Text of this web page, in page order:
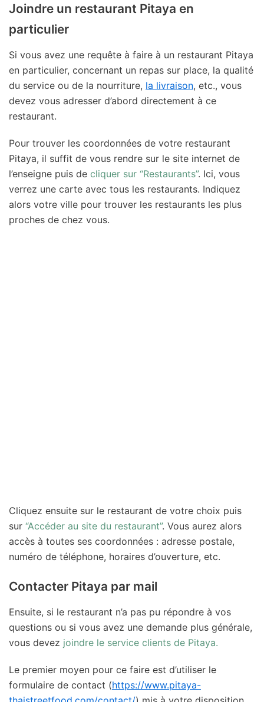
Joindre un restaurant Pitaya en
particulier
Si vous avez une requête à faire à un restaurant Pitaya
en particulier, concernant un repas sur place, la qualité
du service ou de la nourriture, la livraison, etc., vous
devez vous adresser d’abord directement à ce
restaurant.
Pour trouver les coordonnées de votre restaurant
Pitaya, il suffit de vous rendre sur le site internet de
l’enseigne puis de cliquer sur “Restaurants”. Ici, vous
verrez une carte avec tous les restaurants. Indiquez
alors votre ville pour trouver les restaurants les plus
proches de chez vous.
Cliquez ensuite sur le restaurant de votre choix puis
sur “Accéder au site du restaurant”. Vous aurez alors
accès à toutes ses coordonnées : adresse postale,
numéro de téléphone, horaires d’ouverture, etc.
Contacter Pitaya par mail
Ensuite, si le restaurant n’a pas pu répondre à vos
questions ou si vous avez une demande plus générale,
vous devez joindre le service clients de Pitaya.
Le premier moyen pour ce faire est d’utiliser le
formulaire de contact (https://www.pitaya-